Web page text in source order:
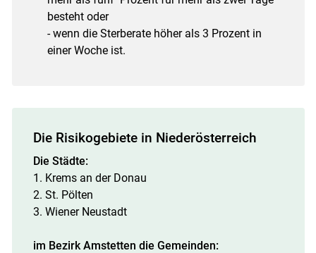
Skip to main content
besteht oder
- wenn die Sterberate höher als 3 Prozent in
einer Woche ist.
Die Risikogebiete in Niederösterreich
Die Städte:
1. Krems an der Donau
2. St. Pölten
3. Wiener Neustadt
im Bezirk Amstetten die Gemeinden: